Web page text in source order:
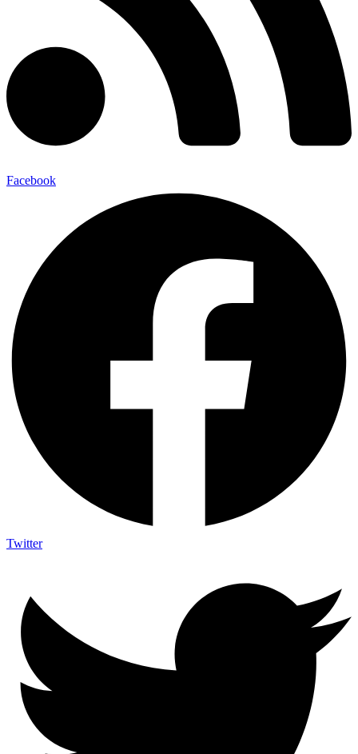
Facebook
Twitter